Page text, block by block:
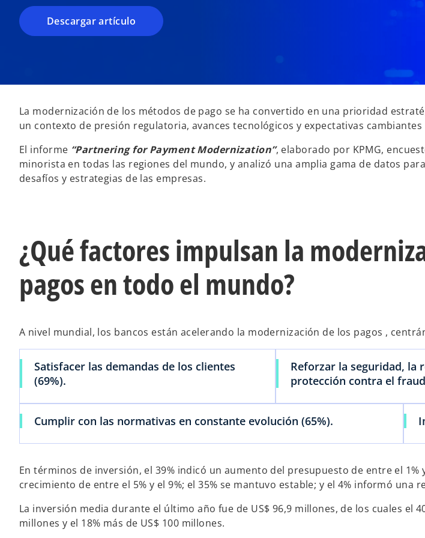
Descargar artículo
e
ñ
n
u
e
v
a
La modernización de los métodos de pago se ha convertido en una prioridad
un contexto de presión regulatoria, avances tecnológicos y expectativas cambiantes
El informe “Partnering for Payment Modernization”, elaborado por KPMG,
minorista en todas las regiones del mundo, y analizó una amplia gama de datos
desafíos y estrategias de las empresas.
¿Qué factores impulsan la
pagos en todo el mundo?
A nivel mundial, los bancos están acelerando la modernización de los pagos ,
Satisfacer las demandas de los clientes
(69%).
Reforzar la seguridad, la
protección contra el
Cumplir con las normativas en constante evolución (65%).
En términos de inversión, el 39% indicó un aumento del presupuesto de entre el 1%
crecimiento de entre el 5% y el 9%; el 35% se mantuvo estable; y el 4% informó una
La inversión media durante el último año fue de US$ 96,9 millones, de los cuales el
millones y el 18% más de US$ 100 millones.
s
a
b